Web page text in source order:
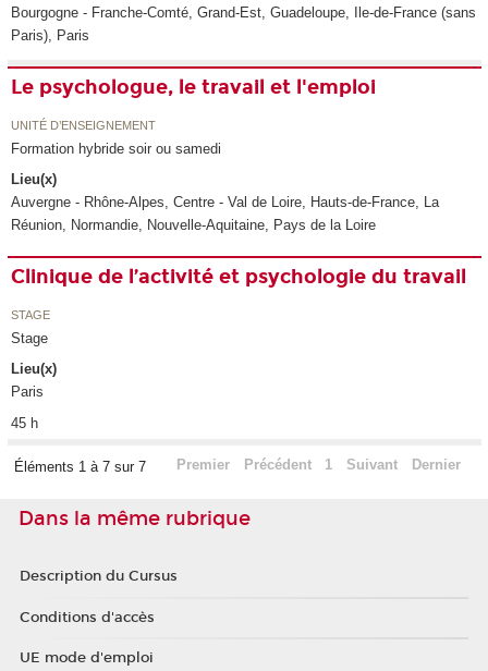
Bourgogne - Franche-Comté, Grand-Est, Guadeloupe, Ile-de-France (sans
Paris), Paris
Le psychologue, le travail et l'emploi
UNITÉ D’ENSEIGNEMENT
Formation hybride soir ou samedi
Lieu(x)
Auvergne - Rhône-Alpes, Centre - Val de Loire, Hauts-de-France, La
Réunion, Normandie, Nouvelle-Aquitaine, Pays de la Loire
Clinique de l’activité et psychologie du travail
STAGE
Stage
Lieu(x)
Paris
45 h
Éléments 1 à 7 sur 7 Premier Précédent 1 Suivant Dernier
Dans la même rubrique
Description du Cursus
Conditions d'accès
UE mode d'emploi